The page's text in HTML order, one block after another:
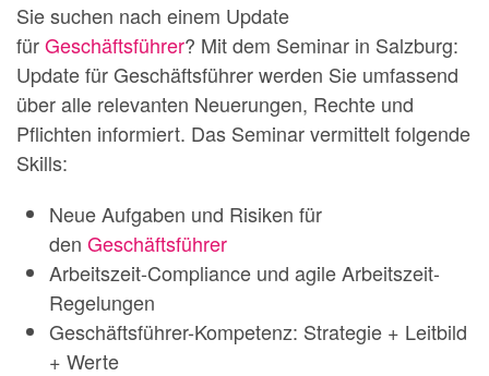
Sie suchen nach einem Update
fürGeschäftsführer? Mit dem Seminar in Salzburg:
Update für Geschäftsführer werden Sie umfassend
über alle relevanten Neuerungen, Rechte und
Pflichten informiert. Das Seminar vermittelt folgende
Skills:
Neue Aufgaben und Risiken für
den Geschäftsführer
Arbeitszeit-Compliance und agile Arbeitszeit-
Regelungen
Geschäftsführer-Kompetenz: Strategie + Leitbild
+ Werte